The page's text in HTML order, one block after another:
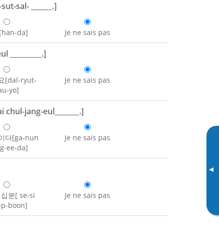
▸
sal- ______.]
da] Je ne sais pas
_________.]
[dal-ryut-
yo]
Je ne sais pas
jang-eul_______.]
다[ga-nun
ee-da]
Je ne sais pas
분[ se-si
boon]
Je ne sais pas